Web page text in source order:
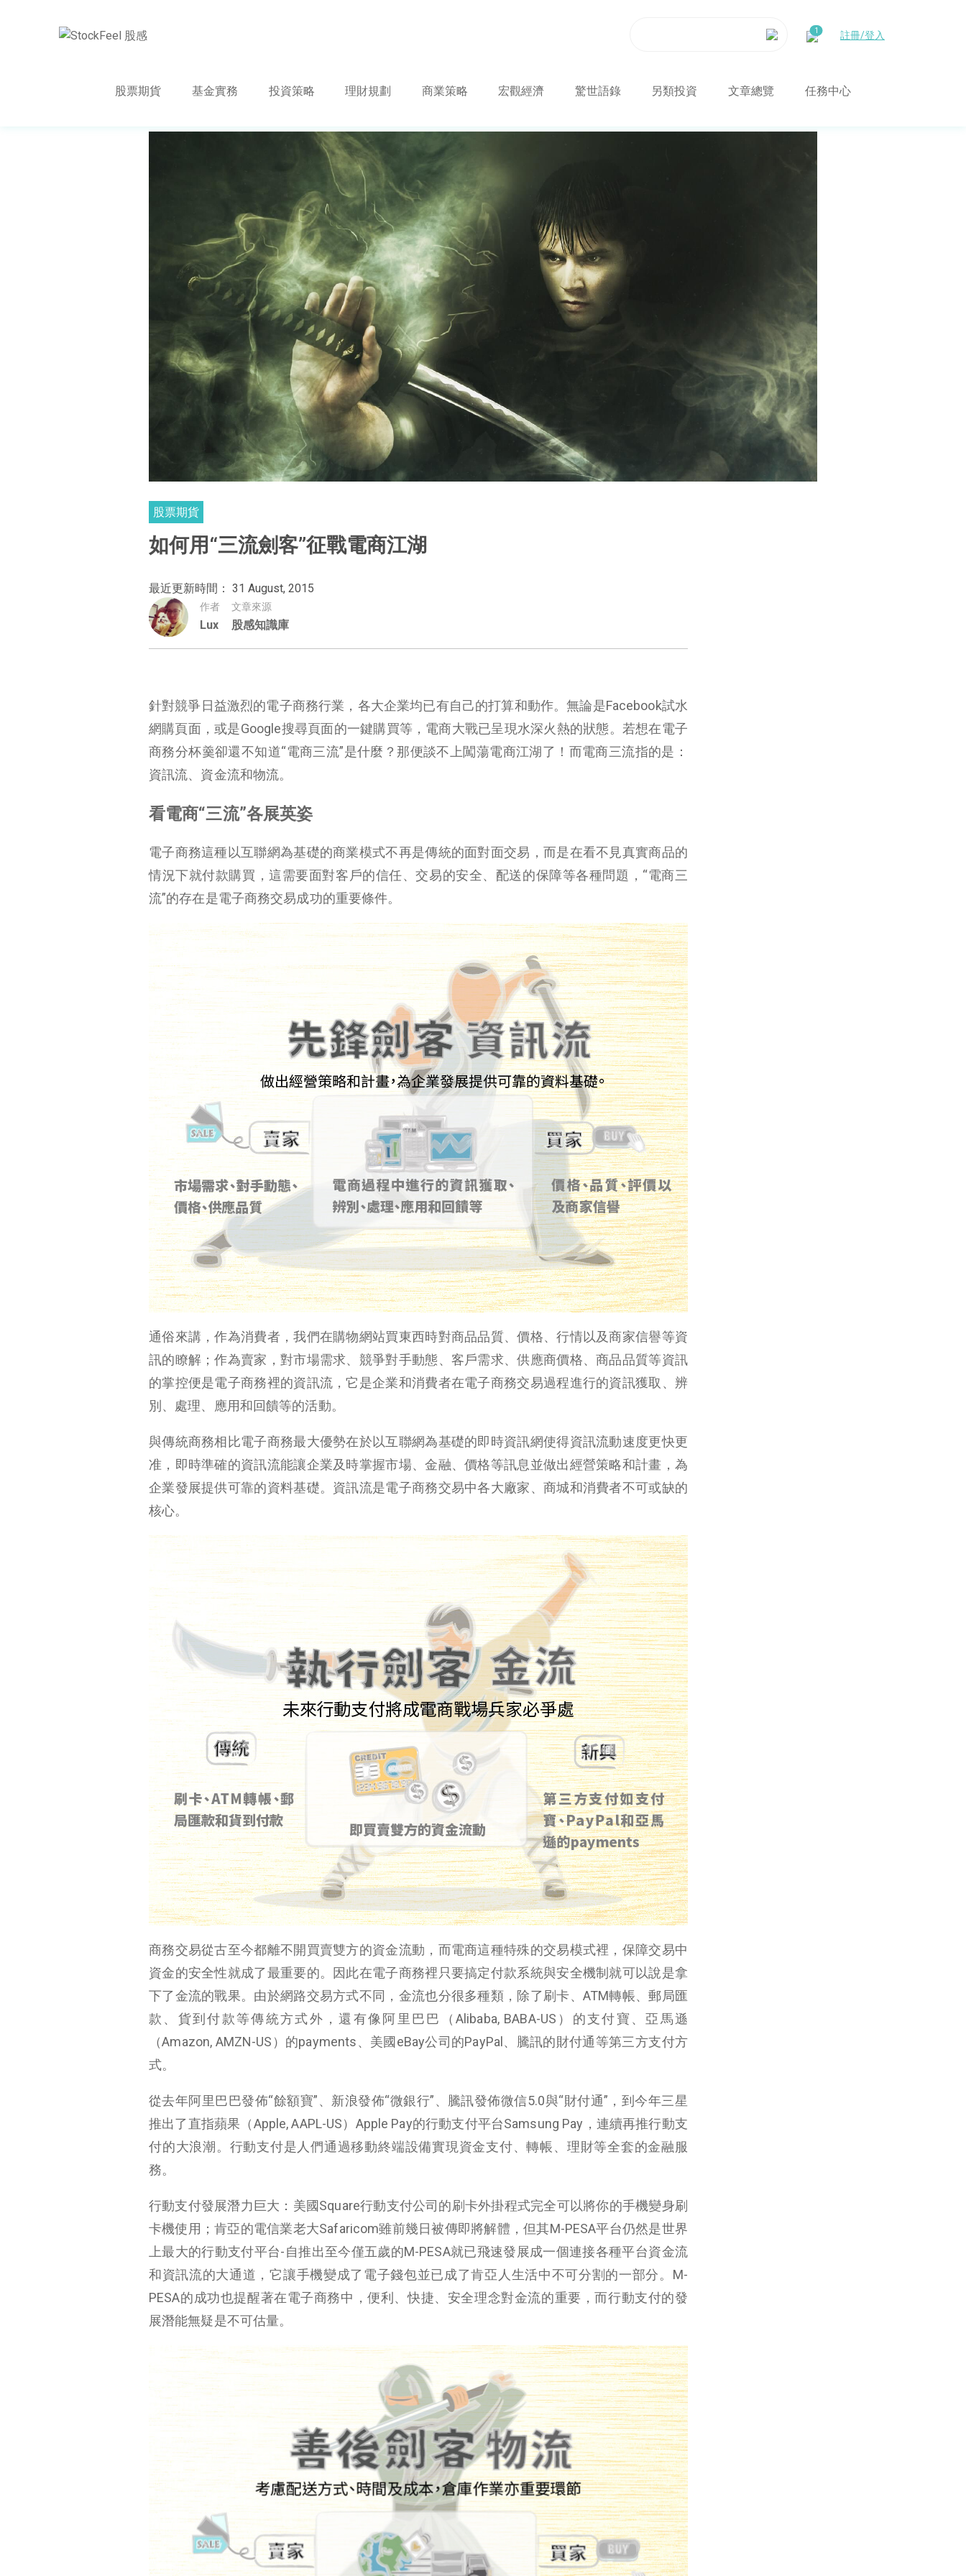
註冊/登入
股票期貨 基金實務 投資策略 理財規劃 商業策略 宏觀經濟 驚世語錄 另類投資 文章總覽 任務中心
股票期貨
如何用“三流劍客”征戰電商江湖
最近更新時間： 31 August, 2015
作者
Lux
文章來源
股感知識庫
針對競爭日益激烈的電子商務行業，各大企業均已有自己的打算和動作。無論是Facebook試水
網購頁面，或是Google搜尋頁面的一鍵購買等，電商大戰已呈現水深火熱的狀態。若想在電子
商務分杯羹卻還不知道“電商三流”是什麼？那便談不上闖蕩電商江湖了！而電商三流指的是：
資訊流、資金流和物流。
看電商“三流”各展英姿
電子商務這種以互聯網為基礎的商業模式不再是傳統的面對面交易，而是在看不見真實商品的
情況下就付款購買，這需要面對客戶的信任、交易的安全、配送的保障等各種問題，“電商三
流”的存在是電子商務交易成功的重要條件。
通俗來講，作為消費者，我們在購物網站買東西時對商品品質、價格、行情以及商家信譽等資
訊的瞭解；作為賣家，對市場需求、競爭對手動態、客戶需求、供應商價格、商品品質等資訊
的掌控便是電子商務裡的資訊流，它是企業和消費者在電子商務交易過程進行的資訊獲取、辨
別、處理、應用和回饋等的活動。
與傳統商務相比電子商務最大優勢在於以互聯網為基礎的即時資訊網使得資訊流動速度更快更
准，即時準確的資訊流能讓企業及時掌握市場、金融、價格等訊息並做出經營策略和計畫，為
企業發展提供可靠的資料基礎。資訊流是電子商務交易中各大廠家、商城和消費者不可或缺的
核心。
商務交易從古至今都離不開買賣雙方的資金流動，而電商這種特殊的交易模式裡，保障交易中
資金的安全性就成了最重要的。因此在電子商務裡只要搞定付款系統與安全機制就可以說是拿
下了金流的戰果。由於網路交易方式不同，金流也分很多種類，除了刷卡、ATM轉帳、郵局匯
款、貨到付款等傳統方式外，還有像阿里巴巴（Alibaba, BABA-US）的支付寶、亞馬遜
（Amazon, AMZN-US）的payments、美國eBay公司的PayPal、騰訊的財付通等第三方支付方
式。
從去年阿里巴巴發佈“餘額寶”、新浪發佈“微銀行”、騰訊發佈微信5.0與“財付通”，到今年三星
推出了直指蘋果（Apple, AAPL-US）Apple Pay的行動支付平台Samsung Pay，連續再推行動支
付的大浪潮。行動支付是人們通過移動終端設備實現資金支付、轉帳、理財等全套的金融服
務。
行動支付發展潛力巨大：美國Square行動支付公司的刷卡外掛程式完全可以將你的手機變身刷
卡機使用；肯亞的電信業老大Safaricom雖前幾日被傳即將解體，但其M-PESA平台仍然是世界
上最大的行動支付平台-自推出至今僅五歲的M-PESA就已飛速發展成一個連接各種平台資金流
和資訊流的大通道，它讓手機變成了電子錢包並已成了肯亞人生活中不可分割的一部分。M-
PESA的成功也提醒著在電子商務中，便利、快捷、安全理念對金流的重要，而行動支付的發
展潛能無疑是不可估量。